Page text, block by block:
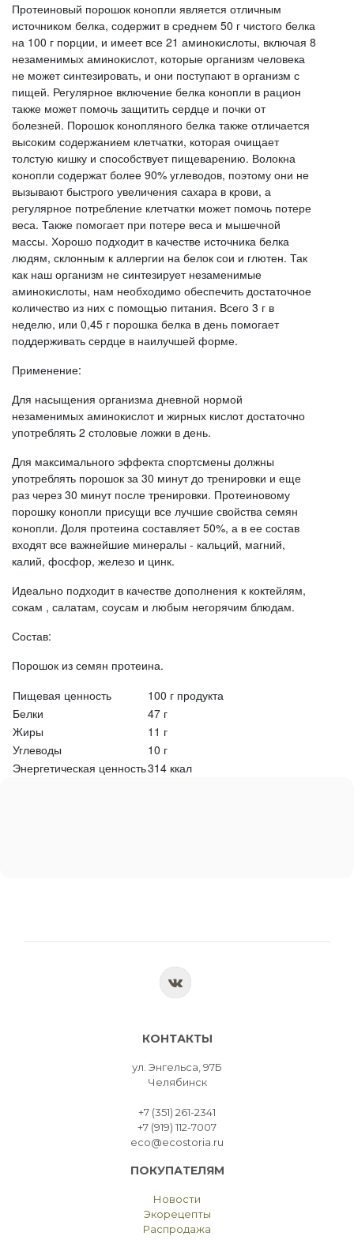
Протеиновый порошок конопли является отличным
источником белка, содержит в среднем 50 г чистого белка
на 100 г порции, и имеет все 21 аминокислоты, включая 8
незаменимых аминокислот, которые организм человека
не может синтезировать, и они поступают в организм с
пищей. Регулярное включение белка конопли в рацион
также может помочь защитить сердце и почки от
болезней. Порошок конопляного белка также отличается
высоким содержанием клетчатки, которая очищает
толстую кишку и способствует пищеварению. Волокна
конопли содержат более 90% углеводов, поэтому они не
вызывают быстрого увеличения сахара в крови, а
регулярное потребление клетчатки может помочь потере
веса. Также помогает при потере веса и мышечной
массы. Хорошо подходит в качестве источника белка
людям, склонным к аллергии на белок сои и глютен. Так
как наш организм не синтезирует незаменимые
аминокислоты, нам необходимо обеспечить достаточное
количество из них с помощью питания. Всего 3 г в
неделю, или 0,45 г порошка белка в день помогает
поддерживать сердце в наилучшей форме.
Применение:
Для насыщения организма дневной нормой
незаменимых аминокислот и жирных кислот достаточно
употреблять 2 столовые ложки в день.
Для максимального эффекта спортсмены должны
употреблять порошок за 30 минут до тренировки и еще
раз через 30 минут после тренировки. Протеиновому
порошку конопли присущи все лучшие свойства семян
конопли. Доля протеина составляет 50%, а в ее состав
входят все важнейшие минералы - кальций, магний,
калий, фосфор, железо и цинк.
Идеально подходит в качестве дополнения к коктейлям,
сокам , салатам, соусам и любым негорячим блюдам.
Состав:
Порошок из семян протеина.
Пищевая ценность
100 г продукта
Белки
47 г
Жиры
11 г
Углеводы
10 г
Энергетическая ценность314 ккал
КОНТАКТЫ
ул. Энгельса, 97Б
Челябинск
+7 (351) 261-2341
+7 (919) 112-7007
eco@ecostoria.ru
ПОКУПАТЕЛЯМ
Новости
Экорецепты
Распродажа